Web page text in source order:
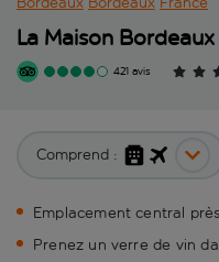
La Maison Bordeaux
421 avis
Comprend :
Emplacement central
Prenez un verre de vin